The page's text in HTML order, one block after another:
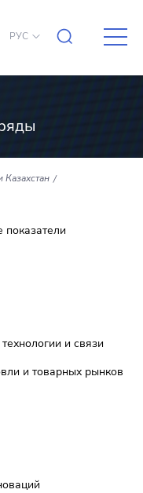
РУС
Казахстан
и связи
и товарных рынков